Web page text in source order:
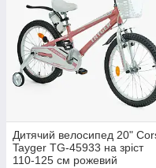
Дитячий велосипед 20"
Tayger TG-45933 на зріст
110-125 см рожевий